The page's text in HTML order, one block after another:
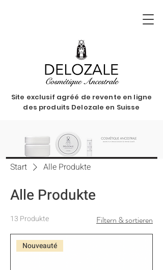
Site exclusif agréé de revente en ligne
des produits Delozale en Suisse
Start Alle Produkte
Alle Produkte
13 Produkte Filtern & sortieren
Nouveauté